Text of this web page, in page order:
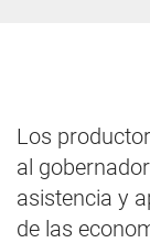
Los
al
asistencia y
de las